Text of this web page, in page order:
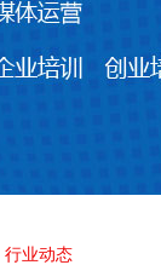
行业动态